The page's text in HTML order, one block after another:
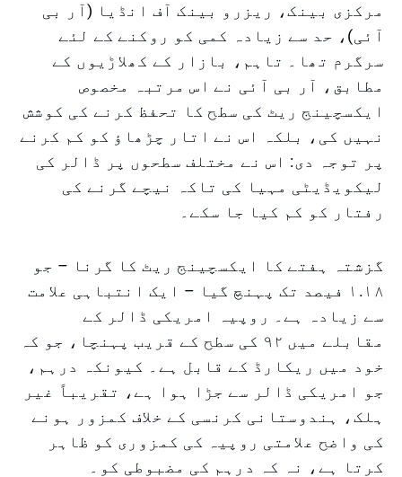
مرکزی بینک، ریزرو بینک آف انڈیا (آر بی
آئی)، حد سے زیادہ کمی کو روکنے کے لئے
سرگرم تھا۔ تاہم، بازار کے کھلاڑیوں کے
مطابق، آر بی آئی نے اس مرتبہ مخصوص
ایکسچینج ریٹ کی سطح کا تحفظ کرنے کی کوشش
نہیں کی، بلکہ اس نے اتار چڑھاؤ کو کم کرنے
پر توجہ دی: اس نے مختلف سطحوں پر ڈالر کی
لیکویڈیٹی مہیا کی تاکہ نیچے گرنے کی
رفتار کو کم کیا جا سکے۔
گزشتہ ہفتے کا ایکسچینج ریٹ کا گرنا – جو
۱.۱۸ فیصد تک پہنچ گیا – ایک انتباہی علامت
سے زیادہ ہے۔ روپیہ امریکی ڈالر کے
مقابلے میں ۹۲ کی سطح کے قریب پہنچا، جو کہ
خود میں ریکارڈ کے قابل ہے۔ کیونکہ درہم،
جو امریکی ڈالر سے جڑا ہوا ہے، تقریباً غیر
ہلک، ہندوستانی کرنسی کے خلاف کمزور ہونے
کی واضح علامتی روپیہ کی کمزوری کو ظاہر
کرتا ہے، نہ کہ درہم کی مضبوطی کو۔